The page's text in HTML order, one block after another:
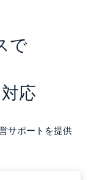
で
応
サポートを提供